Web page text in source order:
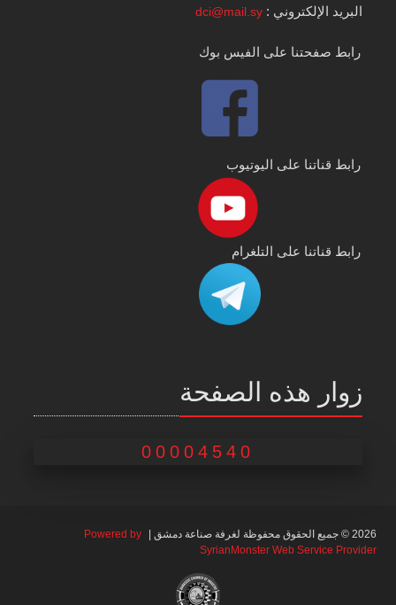
البريد الإلكتروني :dci@mail.sy
رابط صفحتنا على الفيس بوك
رابط قناتنا على اليوتيوب
رابط قناتنا على التلغرام
زوار هذه الصفحة
00004540
2026 © جميع الحقوق محفوظة لغرفة صناعة دمشق |
Powered by
SyrianMonster Web Service Provider